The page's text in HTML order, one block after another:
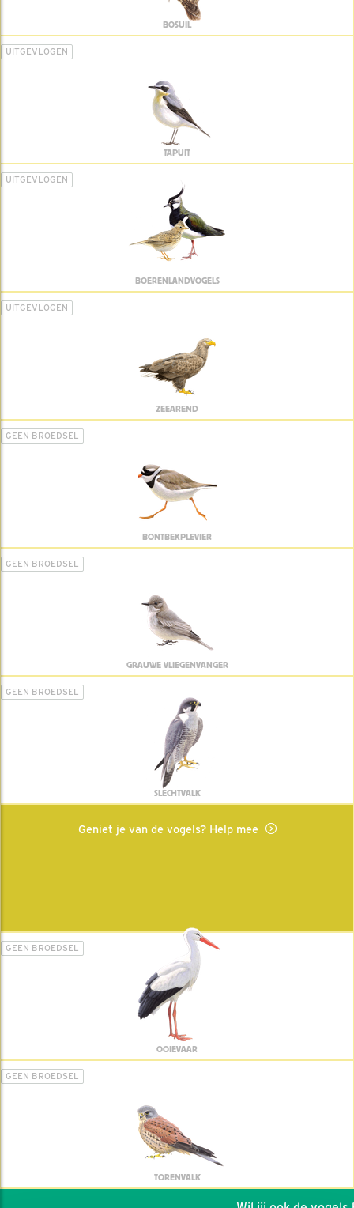
BOSUIL
UITGEVLOGEN
TAPUIT
UITGEVLOGEN
BOERENLANDVOGELS
UITGEVLOGEN
ZEEAREND
GEEN BROEDSEL
BONTBEKPLEVIER
GEEN BROEDSEL
GRAUWE VLIEGENVANGER
GEEN BROEDSEL
SLECHTVALK
Geniet je van de vogels? Help mee
GEEN BROEDSEL
OOIEVAAR
GEEN BROEDSEL
TORENVALK